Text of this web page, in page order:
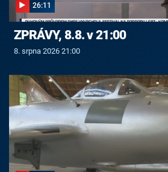
26:11
ZPRÁVY, 8.8. v 21:00
8. srpna 2026 21:00